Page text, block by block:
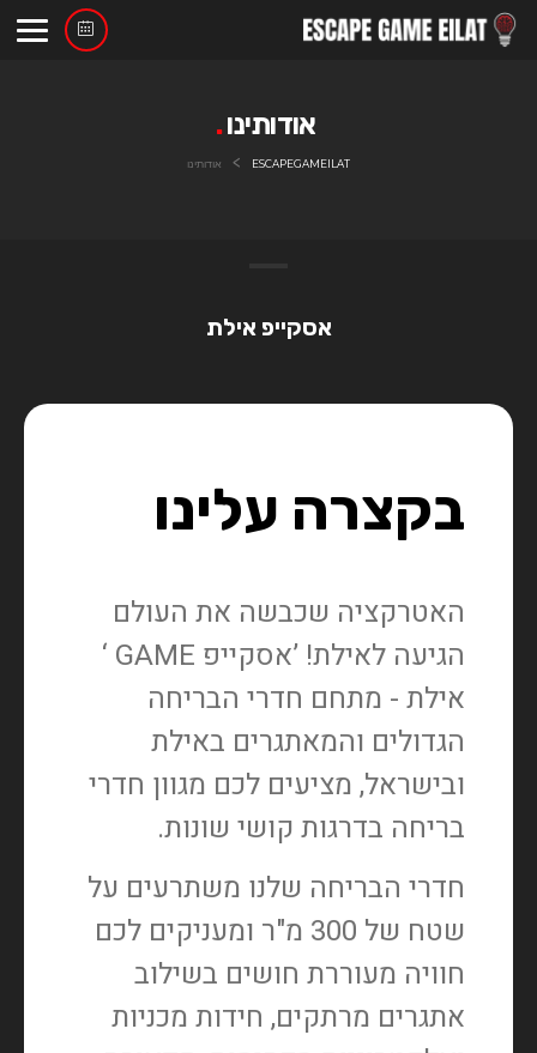
אודותינו
ESCAPEGAMEILAT
> אודותינו
אסקייפ אילת
בקצרה עלינו
האטרקציה שכבשה את העולם
הגיעה לאילת! ’אסקייפ GAME ‘
אילת - מתחם חדרי הבריחה
הגדולים והמאתגרים באילת
ובישראל, מציעים לכם מגוון חדרי
בריחה בדרגות קושי שונות.
חדרי הבריחה שלנו משתרעים על
שטח של 300 מ"ר ומעניקים לכם
חוויה מעוררת חושים בשילוב
אתגרים מרתקים, חידות מכניות